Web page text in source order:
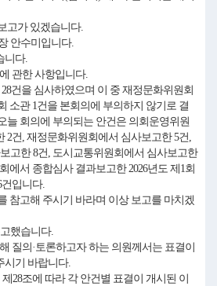
고가 있겠습니다.
안수미입니다.
니다.
관한 사항입니다.
건을 심사하였으며 이 중 재정문화위원회
소관 1건을 본회의에 부의하지 않기로 결
늘 회의에 부의되는 안건은 의회운영위원
2건, 재정문화위원회에서 심사보고한 5건,
고한 8건, 도시교통위원회에서 심사보고한
에서 종합심사 결과보고한 2026년도 제1회
입니다.
참고해 주시기 바라며 이상 보고를 마치겠
했습니다.
질의·토론하고자 하는 의원께서는 표결이
시기 바랍니다.
28조에 따라 각 안건별 표결이 개시된 이